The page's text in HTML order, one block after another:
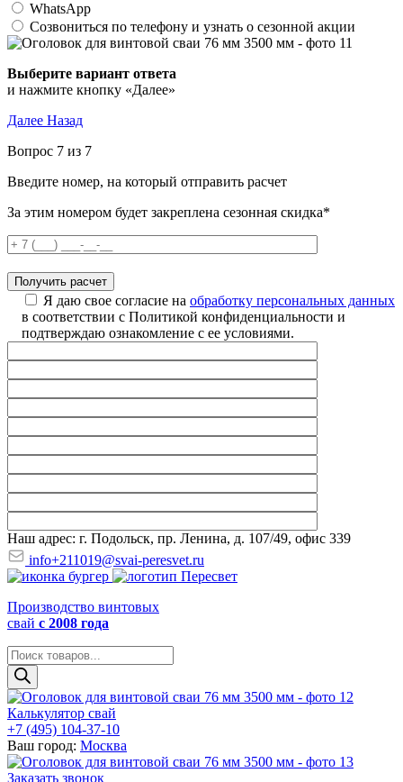
WhatsApp
Созвониться по телефону и узнать о сезонной акции
Выберите вариант ответа
и нажмите кнопку «Далее»
Далее Назад
Вопрос 7 из 7
Введите номер, на который отправить расчет
За этим номером будет закреплена сезонная скидка*
Я даю свое согласие на обработку персональных данных
в соответствии с Политикой конфиденциальности и
подтверждаю ознакомление с ее условиями.
Наш адрес: г. Подольск, пр. Ленина, д. 107/49, офис 339
info+211019@svai-peresvet.ru
Производство винтовых
свай с 2008 года
Поиск
товаров
Калькулятор свай
+7 (495) 104-37-10
Ваш город: Москва
Заказать звонок